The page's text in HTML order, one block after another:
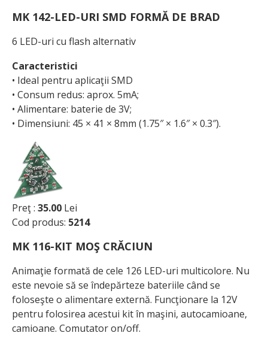
MK 142-LED-URI SMD FORMĂ DE BRAD
6 LED-uri cu flash alternativ
Caracteristici
• Ideal pentru aplicaţii SMD
• Consum redus: aprox. 5mA;
• Alimentare: baterie de 3V;
• Dimensiuni: 45 × 41 × 8mm (1.75″ × 1.6″ × 0.3″).
Preţ : 35.00 Lei
Cod produs: 5214
MK 116-KIT MOŞ CRĂCIUN
Animaţie formată de cele 126 LED-uri multicolore. Nu
este nevoie să se îndepărteze bateriile când se
foloseşte o alimentare externă. Funcţionare la 12V
pentru folosirea acestui kit în maşini, autocamioane,
camioane. Comutator on/off.